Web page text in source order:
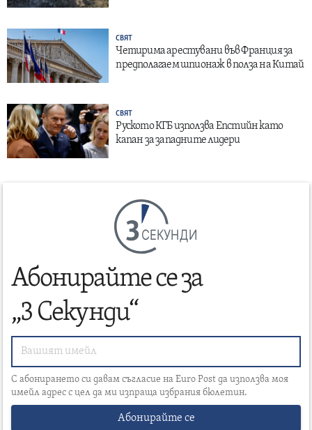
СВЯТ
Четирима арестувани във Франция за
предполагаем шпионаж в полза на Китай
СВЯТ
Руското КГБ използва Епстийн като
капан за западните лидери
СЕКУНДИ
Абонирайте се за
„3 Секунди“
С абонирането си давам съгласие на Euro Post да използва моя
имейл адрес с цел да ми изпраща избрания бюлетин.
Абонирайте се